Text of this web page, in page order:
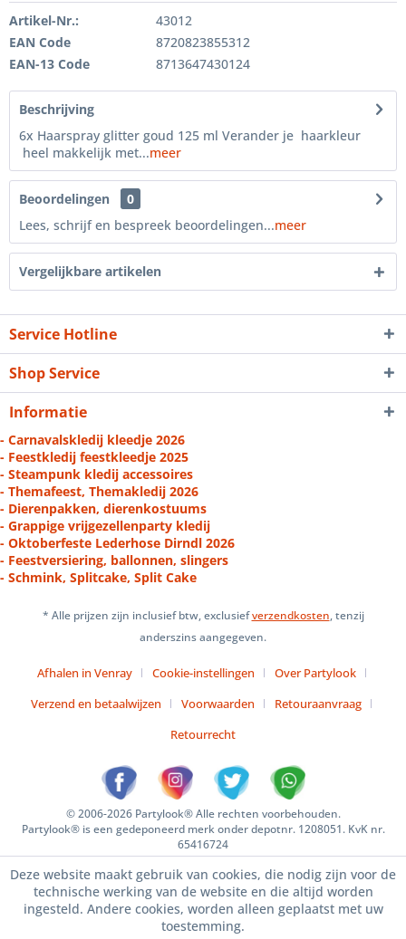
Artikel-Nr.:
43012
EAN Code
8720823855312
EAN-13 Code
8713647430124
Beschrijving
6x Haarspray glitter goud 125 ml Verander je haarkleur
heel makkelijk met...meer
Beoordelingen
0
Lees, schrijf en bespreek beoordelingen...meer
Vergelijkbare artikelen
Service Hotline
Shop Service
Informatie
- Carnavalskledij kleedje 2026
- Feestkledij feestkleedje 2025
- Steampunk kledij accessoires
- Themafeest, Themakledij 2026
- Dierenpakken, dierenkostuums
- Grappige vrijgezellenparty kledij
- Oktoberfeste Lederhose Dirndl 2026
- Feestversiering, ballonnen, slingers
- Schmink, Splitcake, Split Cake
* Alle prijzen zijn inclusief btw, exclusiefverzendkosten, tenzij
anderszins aangegeven.
Afhalen in Venray Cookie-instellingen
Over Partylook
Verzend en betaalwijzen
Voorwaarden
Retouraanvraag
Retourrecht
© 2006-2026 Partylook® Alle rechten voorbehouden.
Partylook® is een gedeponeerd merk onder depotnr. 1208051. KvK nr.
65416724
Deze website maakt gebruik van cookies, die nodig zijn voor de
technische werking van de website en die altijd worden
ingesteld. Andere cookies, worden alleen geplaatst met uw
toestemming.